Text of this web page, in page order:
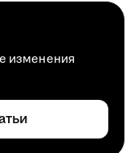
изменения